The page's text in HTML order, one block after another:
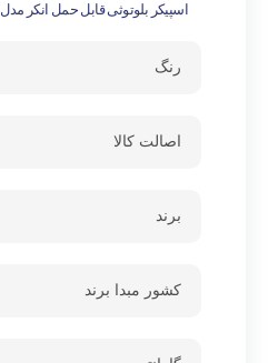
اسپیکر بلوتوثی قابل حمل انکر مدل Soundcore Rave Party 2
رنگ
اصالت کالا
برند
کشور مبدا برند